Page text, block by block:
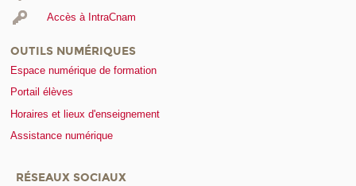
Accès à IntraCnam
OUTILS NUMÉRIQUES
Espace numérique de formation
Portail élèves
Horaires et lieux d'enseignement
Assistance numérique
RÉSEAUX SOCIAUX